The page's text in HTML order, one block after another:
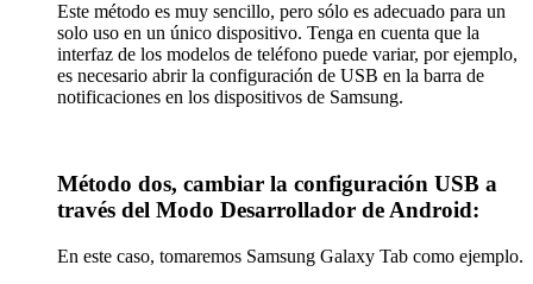
Este método es muy sencillo, pero sólo es adecuado para un
solo uso en un único dispositivo. Tenga en cuenta que la
interfaz de los modelos de teléfono puede variar, por ejemplo,
es necesario abrir la configuración de USB en la barra de
notificaciones en los dispositivos de Samsung.
Método dos, cambiar la configuración USB a
través del Modo Desarrollador de Android:
En este caso, tomaremos Samsung Galaxy Tab como ejemplo.